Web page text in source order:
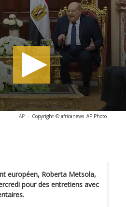
AP - Copyright © africanews AP Photo
européen, Roberta Metsola,
pour des entretiens avec